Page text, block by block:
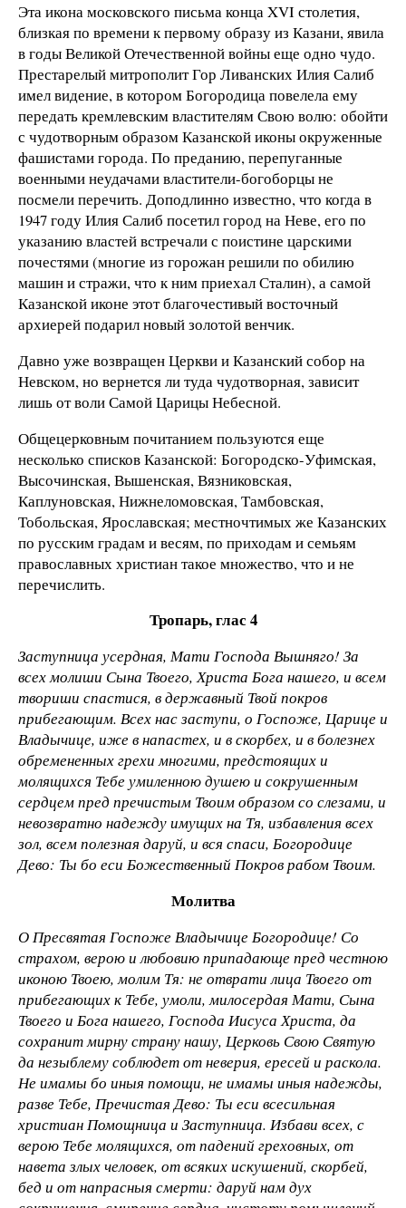
Эта икона московского письма конца XVI столетия,
близкая по времени к первому образу из Казани, явила
в годы Великой Отечественной войны еще одно чудо.
Престарелый митрополит Гор Ливанских Илия Салиб
имел видение, в котором Богородица повелела ему
передать кремлевским властителям Свою волю: обойти
с чудотворным образом Казанской иконы окруженные
фашистами города. По преданию, перепуганные
военными неудачами властители-богоборцы не
посмели перечить. Доподлинно известно, что когда в
1947 году Илия Салиб посетил город на Неве, его по
указанию властей встречали с поистине царскими
почестями (многие из горожан решили по обилию
машин и стражи, что к ним приехал Сталин), а самой
Казанской иконе этот благочестивый восточный
архиерей подарил новый золотой венчик.
Давно уже возвращен Церкви и Казанский собор на
Невском, но вернется ли туда чудотворная, зависит
лишь от воли Самой Царицы Небесной.
Общецерковным почитанием пользуются еще
несколько списков Казанской: Богородско-Уфимская,
Высочинская, Вышенская, Вязниковская,
Каплуновская, Нижнеломовская, Тамбовская,
Тобольская, Ярославская; местночтимых же Казанских
по русским градам и весям, по приходам и семьям
православных христиан такое множество, что и не
перечислить.
Тропарь, глас 4
Заступница усердная, Мати Господа Вышняго! За
всех молиши Сына Твоего, Христа Бога нашего, и всем
твориши спастися, в державный Твой покров
прибегающим. Всех нас заступи, о Госпоже, Царице и
Владычице, иже в напастех, и в скорбех, и в болезнех
обремененных грехи многими, предстоящих и
молящихся Тебе умиленною душею и сокрушенным
сердцем пред пречистым Твоим образом со слезами, и
невозвратно надежду имущих на Тя, избавления всех
зол, всем полезная даруй, и вся спаси, Богородице
Дево: Ты бо еси Божественный Покров рабом Твоим.
Молитва
О Пресвятая Госпоже Владычице Богородице! Со
страхом, верою и любовию припадающе пред честною
иконою Твоею, молим Тя: не отврати лица Твоего от
прибегающих к Тебе, умоли, милосердая Мати, Сына
Твоего и Бога нашего, Господа Иисуса Христа, да
сохранит мирну страну нашу, Церковь Свою Святую
да незыблему соблюдет от неверия, ересей и раскола.
Не имамы бо иныя помощи, не имамы иныя надежды,
разве Тебе, Пречистая Дево: Ты еси всесильная
христиан Помощница и Заступница. Избави всех, с
верою Тебе молящихся, от падений греховных, от
навета злых человек, от всяких искушений, скорбей,
бед и от напрасныя смерти: даруй нам дух